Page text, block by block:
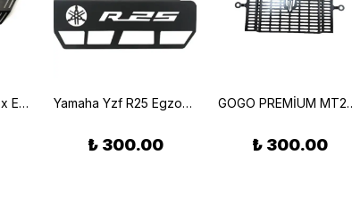
Gogo Yamaha Xmax Egzoz Koruma Demiri (2014-2017) Yamaha Yzf R25 Egzoz Koruma Demiri
₺ 300.00
GOGO PREMİUM
₺ 300.00